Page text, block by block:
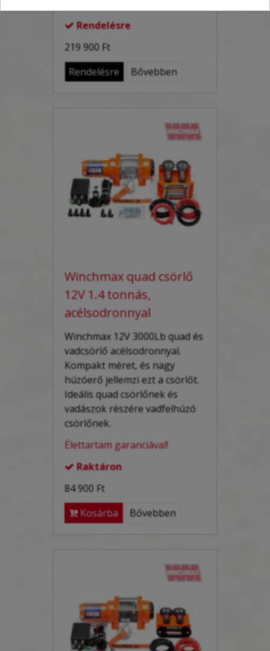
 Rendelésre
219 900 Ft
Rendelésre
Bővebben
Winchmax quad csörlő
12V 1.4 tonnás,
acélsodronnyal
Winchmax 12V 3000Lb quad és
vadcsörlő acélsodronnyal.
Kompakt méret, és nagy
húzóerő jellemzieztacsörlőt.
Ideális quad csörlőnek és
vadászok részérevadfelhúzó
csörlőnek.
Élettartam garanciával!
 Raktáron
84 900 Ft
Kosárba
Bővebben